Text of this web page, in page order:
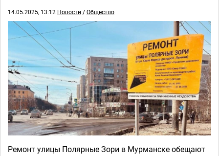
14.05.2025, 13:12 Новости /Общество
Ремонт улицы Полярные Зори в Мурманске обещают